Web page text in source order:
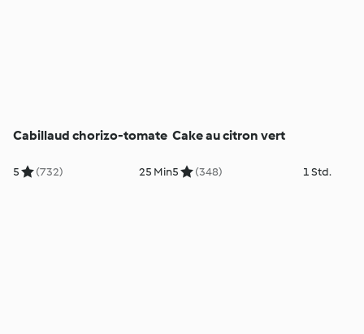
Cabillaud chorizo-tomate
5 (732) 25 Min
Cake au citron vert
5 (348) 1 Std.